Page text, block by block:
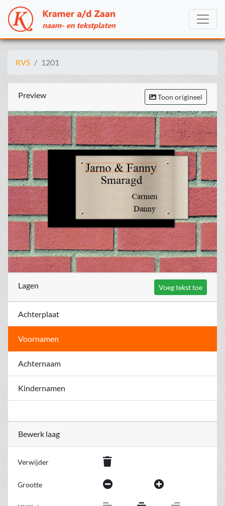
RVS 1201
Preview Toon origineel
Lagen Voeg tekst toe
Achterplaat
Voornamen
Achternaam
Kindernamen
Bewerk laag
Verwijder
Grootte